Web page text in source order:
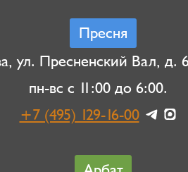
Пресня
ул. Пресненский Вал, д.
пн-вс с 11:00 до 6:00.
+7 (495) 129-16-00